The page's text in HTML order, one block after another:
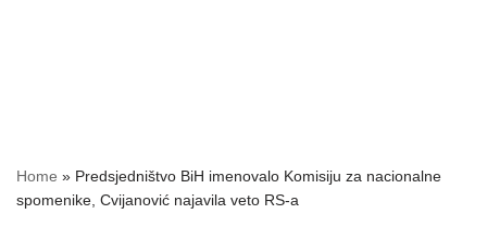
Home » Predsjedništvo BiH imenovalo Komisiju za nacionalne
spomenike, Cvijanović najavila veto RS-a